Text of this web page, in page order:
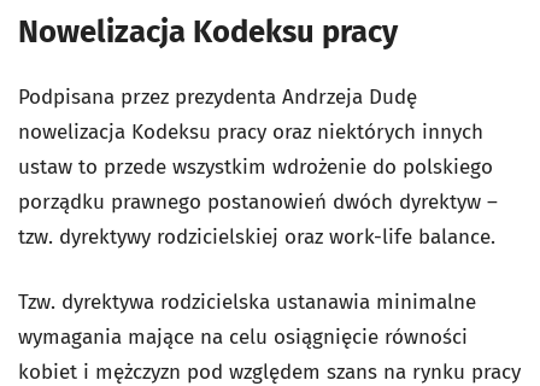
Nowelizacja Kodeksu pracy
Podpisana przez prezydenta Andrzeja Dudę
nowelizacja Kodeksu pracy oraz niektórych innych
ustaw to przede wszystkim wdrożenie do polskiego
porządku prawnego postanowień dwóch dyrektyw –
tzw. dyrektywy rodzicielskiej oraz work-life balance.
Tzw. dyrektywa rodzicielska ustanawia minimalne
wymagania mające na celu osiągnięcie równości
kobiet i mężczyzn pod względem szans na rynku pracy